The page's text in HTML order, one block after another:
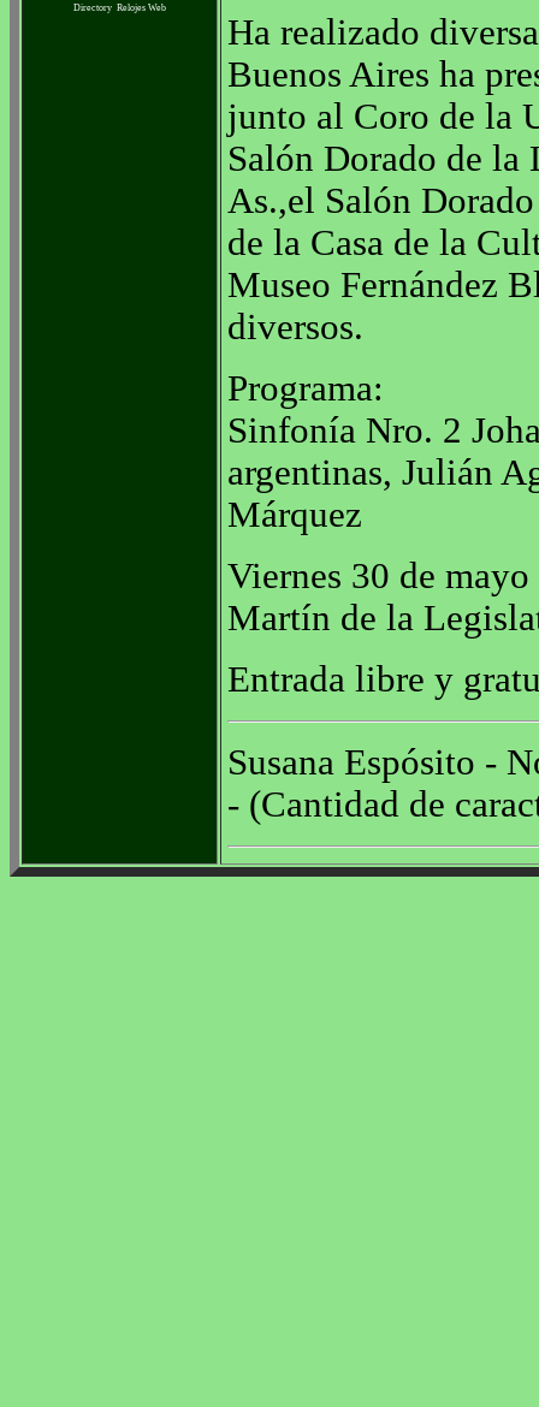
Directory Relojes Web
Ha realizado
Buenos Aires ha
junto al Coro de la
Salón Dorado de la
As.,el Salón
de la Casa de la
Museo Fernández
diversos.
Programa:
Sinfonía Nro. 2
argentinas, Julián
Márquez
Viernes 30 de
Martín de la
Entrada libre y
Susana Espósito -
- (Cantidad de